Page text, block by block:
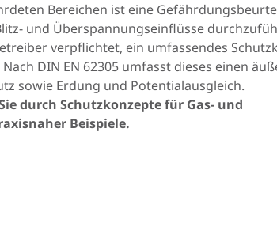
Bereichen ist eine
und Überspannungseinflüsse
verpflichtet, ein umfassendes
DIN EN 62305 umfasst dieses einen
sowie Erdung und Potentialausgleich.
durch Schutzkonzepte für Gas- und
Beispiele.